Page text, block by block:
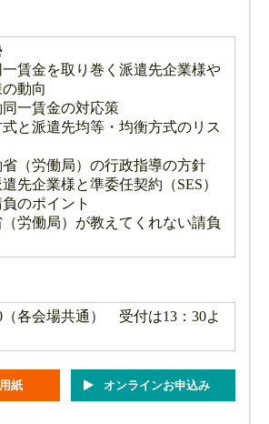
賃金を取り巻く派遣先企業様や
動向
同一賃金の対応策
と派遣先均等・均衡方式のリス
省（労働局）の行政指導の方針
先企業様と準委任契約（SES）
負のポイント
労働局）が教えてくれない請負
（各会場共通） 受付は13：30よ
紙 オンラインお申込み